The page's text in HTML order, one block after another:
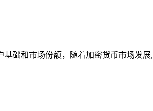
础和市场份额，随着加密货币市场发